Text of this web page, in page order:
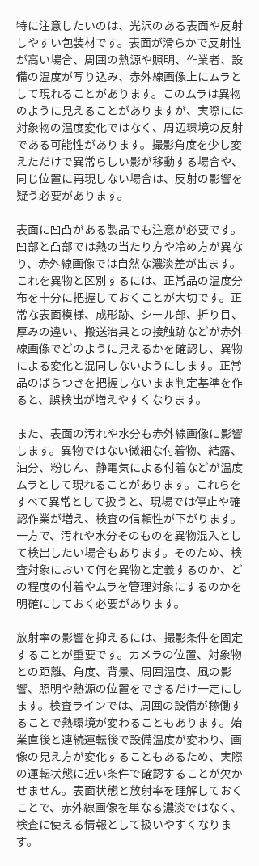
特に注意したいのは、光沢のある表面や反射
しやすい包装材です。表面が滑らかで反射性
が高い場合、周囲の熱源や照明、作業者、設
備の温度が写り込み、赤外線画像上にムラと
して現れることがあります。このムラは異物
のように見えることがありますが、実際には
対象物の温度変化ではなく、周辺環境の反射
である可能性があります。撮影角度を少し変
えただけで異常らしい影が移動する場合や、
同じ位置に再現しない場合は、反射の影響を
疑う必要があります。
表面に凹凸がある製品でも注意が必要です。
凹部と凸部では熱の当たり方や冷め方が異な
り、赤外線画像では自然な濃淡差が出ます。
これを異物と区別するには、正常品の温度分
布を十分に把握しておくことが大切です。正
常な表面模様、成形跡、シール部、折り目、
厚みの違い、搬送治具との接触跡などが赤外
線画像でどのように見えるかを確認し、異物
による変化と混同しないようにします。正常
品のばらつきを把握しないまま判定基準を作
ると、誤検出が増えやすくなります。
また、表面の汚れや水分も赤外線画像に影響
します。異物ではない微細な付着物、結露、
油分、粉じん、静電気による付着などが温度
ムラとして現れることがあります。これらを
すべて異常として扱うと、現場では停止や確
認作業が増え、検査の信頼性が下がります。
一方で、汚れや水分そのものを異物混入とし
て検出したい場合もあります。そのため、検
査対象において何を異物と定義するのか、ど
の程度の付着やムラを管理対象にするのかを
明確にしておく必要があります。
放射率の影響を抑えるには、撮影条件を固定
することが重要です。カメラの位置、対象物
との距離、角度、背景、周囲温度、風の影
響、照明や熱源の位置をできるだけ一定にし
ます。検査ラインでは、周囲の設備が稼働す
ることで熱環境が変わることもあります。始
業直後と連続運転後で設備温度が変わり、画
像の見え方が変化することもあるため、実際
の運転状態に近い条件で確認することが欠か
せません。表面状態と放射率を理解しておく
ことで、赤外線画像を単なる濃淡ではなく、
検査に使える情報として扱いやすくなりま
す。